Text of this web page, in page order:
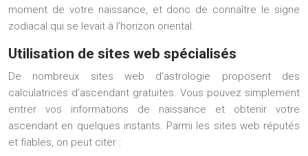
moment de votre naissance, et donc de connaître le signe
zodiacal qui se levait à l’horizon oriental.
Utilisation de sites web spécialisés
De nombreux sites web d’astrologie proposent des
calculatrices d’ascendant gratuites. Vous pouvez simplement
entrer vos informations de naissance et obtenir votre
ascendant en quelques instants. Parmi les sites web réputés
et fiables, on peut citer :